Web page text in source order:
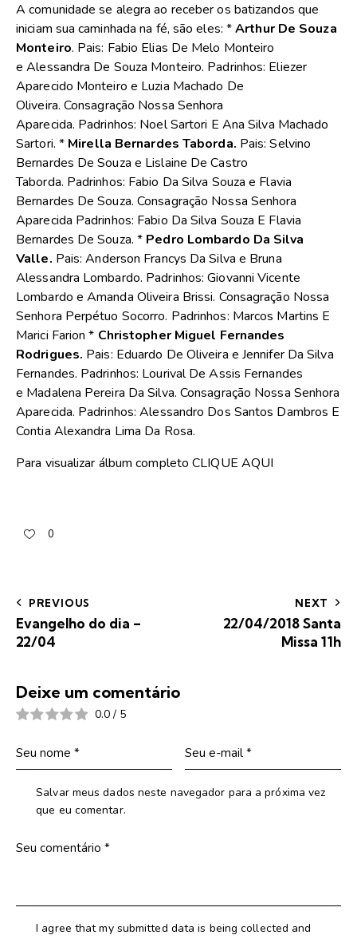
A comunidade se alegra ao receber os batizandos que
iniciam sua caminhada na fé, são eles: *Arthur De Souza
Monteiro. Pais: Fabio Elias De Melo Monteiro
e Alessandra De Souza Monteiro. Padrinhos: Eliezer
Aparecido Monteiro e Luzia Machado De
Oliveira. Consagração Nossa Senhora
Aparecida. Padrinhos: Noel Sartori E Ana Silva Machado
Sartori. * Mirella Bernardes Taborda. Pais: Selvino
Bernardes De Souza e Lislaine De Castro
Taborda. Padrinhos: Fabio Da Silva Souza e Flavia
Bernardes De Souza. Consagração Nossa Senhora
Aparecida Padrinhos: Fabio Da Silva Souza E Flavia
Bernardes De Souza. * Pedro Lombardo Da Silva
Valle. Pais: Anderson Francys Da Silva e Bruna
Alessandra Lombardo. Padrinhos: Giovanni Vicente
Lombardo e Amanda Oliveira Brissi. Consagração Nossa
Senhora Perpétuo Socorro. Padrinhos: Marcos Martins E
Marici Farion * Christopher Miguel Fernandes
Rodrigues. Pais: Eduardo De Oliveira e Jennifer Da Silva
Fernandes. Padrinhos: Lourival De Assis Fernandes
e Madalena Pereira Da Silva. Consagração Nossa Senhora
Aparecida. Padrinhos: Alessandro Dos Santos Dambros E
Contia Alexandra Lima Da Rosa.
Para visualizar álbum completoCLIQUE AQUI
0
PREVIOUS
Evangelho do dia –
22/04
NEXT
22/04/2018 Santa
Missa 11h
Deixe um comentário
0.0 / 5
Salvar meus dados neste navegador para a próxima vez
que eu comentar.
I agree that my submitted data is being collected and